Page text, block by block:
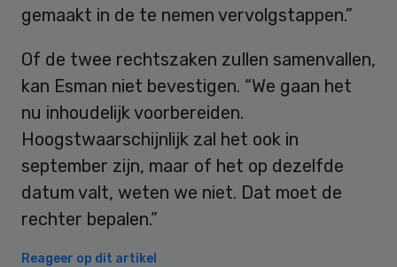
gemaakt in de te nemen vervolgstappen.”
Of de twee rechtszaken zullen samenvallen,
kan Esman niet bevestigen. “We gaan het
nu inhoudelijk voorbereiden.
Hoogstwaarschijnlijk zal het ook in
september zijn, maar of het op dezelfde
datum valt, weten we niet. Dat moet de
rechter bepalen.”
Reageer op dit artikel